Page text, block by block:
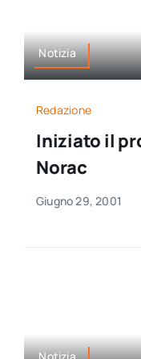
Notizia
Redazione
Iniziato il
Norac
Giugno 29, 2001